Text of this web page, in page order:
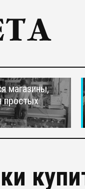
магазины,
простых